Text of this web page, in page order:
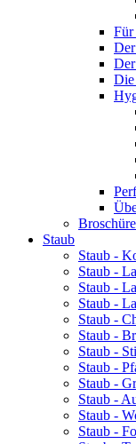
Für
Die
Staub
Staub -
Staub -
Staub -
Staub -
Staub -
Staub -
Staub -
Staub -
Staub -
Staub -
Staub -
Staub -